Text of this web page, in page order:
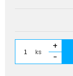
ks
+
-